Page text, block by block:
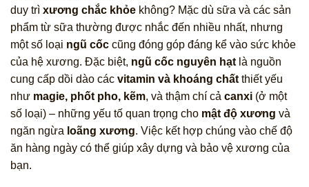
duy trì xương chắc khỏe không? Mặc dù sữa và các sản
phẩm từ sữa thường được nhắc đến nhiều nhất, nhưng
một số loại ngũ cốc cũng đóng góp đáng kể vào sức khỏe
của hệ xương. Đặc biệt, ngũ cốc nguyên hạt là nguồn
cung cấp dồi dào các vitamin và khoáng chất thiết yếu
như magie, phốt pho, kẽm, và thậm chí cả canxi (ở một
số loại) – những yếu tố quan trọng cho mật độ xương và
ngăn ngừa loãng xương. Việc kết hợp chúng vào chế độ
ăn hàng ngày có thể giúp xây dựng và bảo vệ xương của
bạn.